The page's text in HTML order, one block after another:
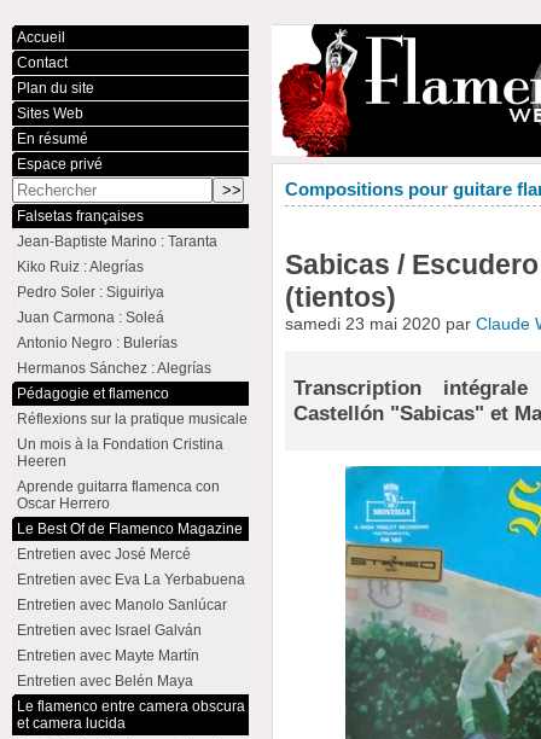
Compositions pour guitare
Sabicas /
(tientos)
samedi 23 mai 2020 parClaude
Transcription
Castellón "Sabicas" et
Accueil
Contact
Plan du site
Sites Web
En résumé
Espace privé
Falsetas françaises
Jean-Baptiste Marino : Taranta
Kiko Ruiz : Alegrías
Pedro Soler : Siguiriya
Juan Carmona : Soleá
Antonio Negro : Bulerías
Hermanos Sánchez : Alegrías
Pédagogie et flamenco
Réflexions sur la pratique musicale
Un mois à la Fondation Cristina
Heeren
Aprende guitarra flamenca con
Oscar Herrero
Le Best Of de Flamenco Magazine
Entretien avec José Mercé
Entretien avec Eva La Yerbabuena
Entretien avec Manolo Sanlúcar
Entretien avec Israel Galván
Entretien avec Mayte Martín
Entretien avec Belén Maya
Le flamenco entre camera obscura
et camera lucida